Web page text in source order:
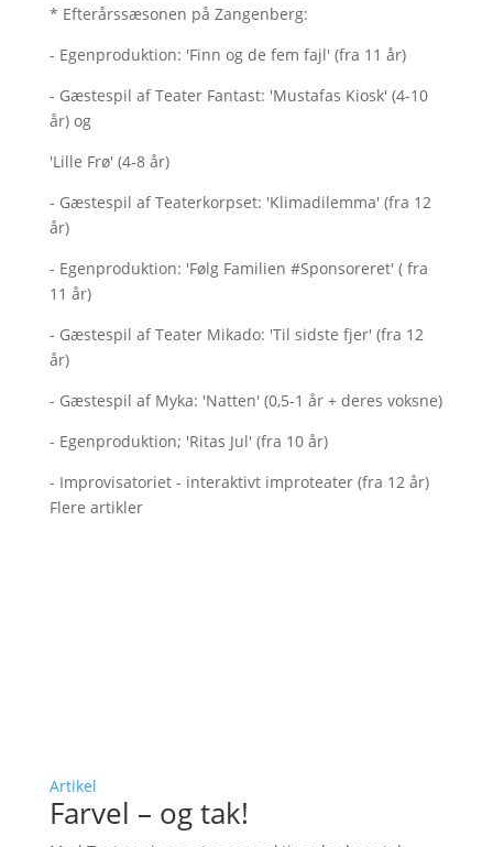
* Efterårssæsonen på Zangenberg:
- Egenproduktion: 'Finn og de fem fajl' (fra 11 år)
- Gæstespil af Teater Fantast: 'Mustafas Kiosk' (4-10
år) og
'Lille Frø' (4-8 år)
- Gæstespil af Teaterkorpset: 'Klimadilemma' (fra 12
år)
- Egenproduktion: 'Følg Familien #Sponsoreret' ( fra
11 år)
- Gæstespil af Teater Mikado: 'Til sidste fjer' (fra 12
år)
- Gæstespil af Myka: 'Natten' (0,5-1 år + deres voksne)
- Egenproduktion; 'Ritas Jul' (fra 10 år)
- Improvisatoriet - interaktivt improteater (fra 12 år)
Flere artikler
Artikel
Farvel – og tak!